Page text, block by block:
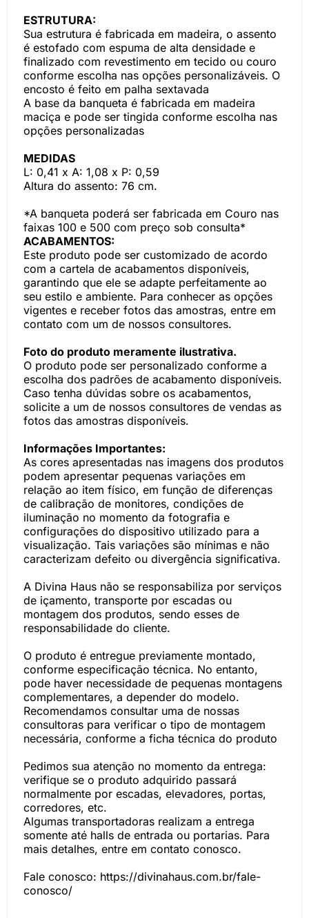
ESTRUTURA:
Sua estrutura é fabricada em madeira, o assento
é estofado com espuma de alta densidade e
finalizado com revestimento em tecido ou couro
conforme escolha nas opções personalizáveis. O
encosto é feito em palha sextavada
A base da banqueta é fabricada em madeira
maciça e pode ser tingida conforme escolha nas
opções personalizadas
MEDIDAS
L: 0,41 x A: 1,08 x P: 0,59
Altura do assento: 76 cm.
*A banqueta poderá ser fabricada em Couro nas
faixas 100 e 500 com preço sob consulta*
ACABAMENTOS:
Este produto pode ser customizado de acordo
com a cartela de acabamentos disponíveis,
garantindo que ele se adapte perfeitamente ao
seu estilo e ambiente. Para conhecer as opções
vigentes e receber fotos das amostras, entre em
contato com um de nossos consultores.
Foto do produto meramente ilustrativa.
O produto pode ser personalizado conforme a
escolha dos padrões de acabamento disponíveis.
Caso tenha dúvidas sobre os acabamentos,
solicite a um de nossos consultores de vendas as
fotos das amostras disponíveis.
Informações Importantes:
As cores apresentadas nas imagens dos produtos
podem apresentar pequenas variações em
relação ao item físico, em função de diferenças
de calibração de monitores, condições de
iluminação no momento da fotografia e
configurações do dispositivo utilizado para a
visualização. Tais variações são mínimas e não
caracterizam defeito ou divergência significativa.
A Divina Haus não se responsabiliza por serviços
de içamento, transporte por escadas ou
montagem dos produtos, sendo esses de
responsabilidade do cliente.
O produto é entregue previamente montado,
conforme especificação técnica. No entanto,
pode haver necessidade de pequenas montagens
complementares, a depender do modelo.
Recomendamos consultar uma de nossas
consultoras para verificar o tipo de montagem
necessária, conforme a ficha técnica do produto
Pedimos sua atenção no momento da entrega:
verifique se o produto adquirido passará
normalmente por escadas, elevadores, portas,
corredores, etc.
Algumas transportadoras realizam a entrega
somente até halls de entrada ou portarias. Para
mais detalhes, entre em contato conosco.
Fale conosco: https://divinahaus.com.br/fale-
conosco/